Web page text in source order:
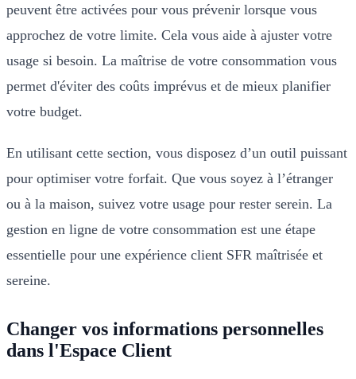
peuvent être activées pour vous prévenir lorsque vous
approchez de votre limite. Cela vous aide à ajuster votre
usage si besoin. La maîtrise de votre consommation vous
permet d'éviter des coûts imprévus et de mieux planifier
votre budget.
En utilisant cette section, vous disposez d’un outil puissant
pour optimiser votre forfait. Que vous soyez à l’étranger
ou à la maison, suivez votre usage pour rester serein. La
gestion en ligne de votre consommation est une étape
essentielle pour une expérience client SFR maîtrisée et
sereine.
Changer vos informations personnelles
dans l'Espace Client